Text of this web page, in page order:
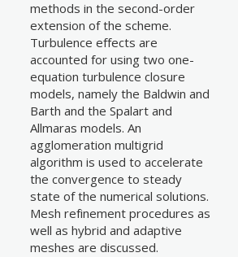
methods in the second-order
extension of the scheme.
Turbulence effects are
accounted for using two one-
equation turbulence closure
models, namely the Baldwin and
Barth and the Spalart and
Allmaras models. An
agglomeration multigrid
algorithm is used to accelerate
the convergence to steady
state of the numerical solutions.
Mesh refinement procedures as
well as hybrid and adaptive
meshes are discussed.